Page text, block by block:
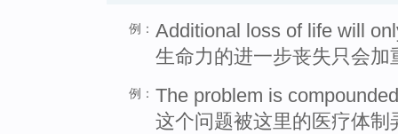
例： Additional loss of life will
生命力的进一步丧失只会加
例： The problem is
这个问题被这里的医疗体制